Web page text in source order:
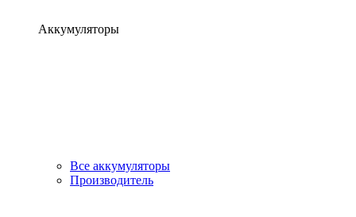
Аккумуляторы
Все аккумуляторы
Производитель